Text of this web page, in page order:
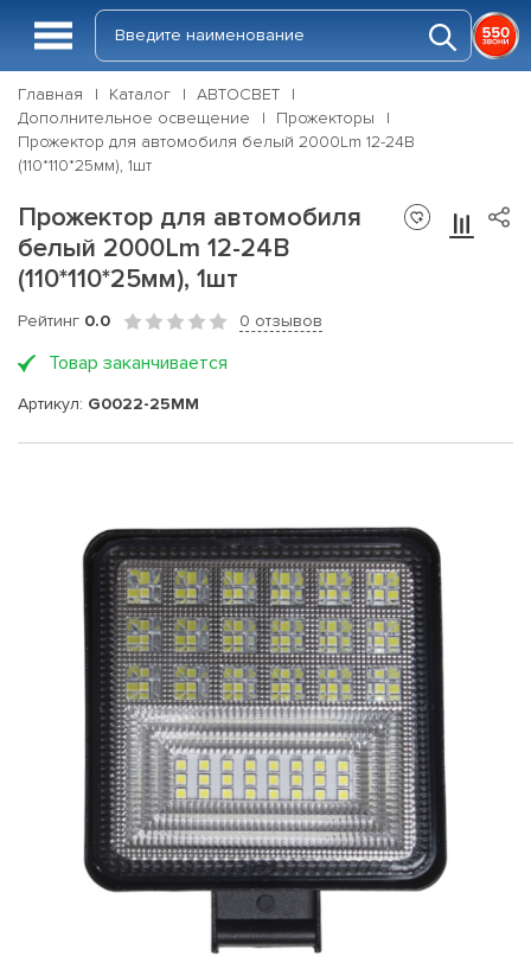
Главная Каталог
АВТОСВЕТ
Дополнительное освещение
Прожекторы
Прожектор для автомобиля белый 2000Lm 12-24В
(110*110*25мм), 1шт
Прожектор для автомобиля
белый 2000Lm 12-24В
(110*110*25мм), 1шт
Рейтинг 0.0 0 отзывов
Товар заканчивается
Артикул: G0022-25MM